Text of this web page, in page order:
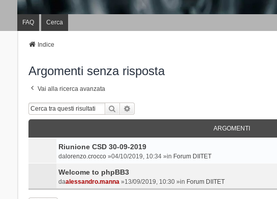
FAQ Cerca
Indice
Argomenti senza risposta
Vai alla ricerca avanzata
Cerca
ARGOMENTI
Riunione CSD 30-09-2019
dalorenzo.crocco»04/10/2019, 10:34 »in Forum DIITET
Welcome to phpBB3
daalessandro.manna»13/09/2019, 10:30 »in Forum DIITET